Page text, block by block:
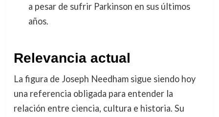
a pesar de sufrir Parkinson en sus últimos
años.
Relevancia actual
La figura de Joseph Needham sigue siendo hoy
una referencia obligada para entender la
relación entre ciencia, cultura e historia. Su